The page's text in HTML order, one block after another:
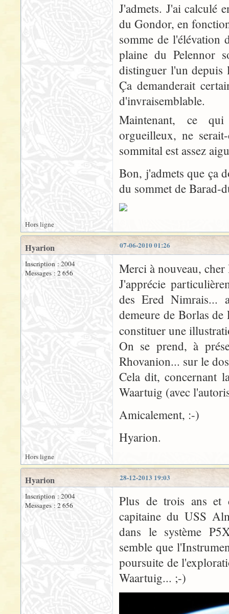
J'admets. J'ai calculé
du Gondor, en
somme de l'élévation
plaine du Pelennor
distinguer l'un depuis
Ça demanderait
d'invraisemblable.
Maintenant, ce
orgueilleux, ne
sommital est assez
Bon, j'admets que ça
du sommet de Barad-
Hors ligne
07-06-2010 01:26
Hyarion
Inscription : 2004
Messages : 2 656
Merci à nouveau,
J'apprécie
des Ered
demeure de Borlas
constituer une
On se prend, à
Rhovanion... sur le
Cela dit, concernant
Waartuig (avec
Amicalement, :-)
Hyarion.
Hors ligne
28-12-2013 19:03
Hyarion
Inscription : 2004
Messages : 2 656
Plus de trois ans et
capitaine du USS
dans le système
semble que
poursuite de
Waartuig... ;-)